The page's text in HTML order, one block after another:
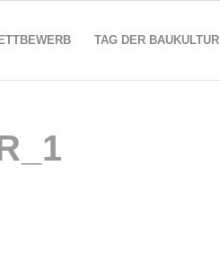
TAG DER BAUKULTUR